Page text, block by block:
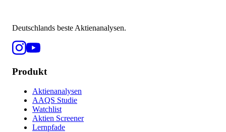
Deutschlands beste Aktienanalysen.
Produkt
Aktienanalysen
AAQS Studie
Watchlist
Aktien Screener
Lernpfade